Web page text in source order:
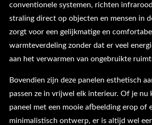
conventionele systemen, richten
straling direct op objecten en mensen in
zorgt voor een gelijkmatige en
warmteverdeling zonder dat er veel
aan het verwarmen van ongebruikte
Bovendien zijn deze panelen esthetisch
passen ze in vrijwel elk interieur. Of je nu
paneel met een mooie afbeelding erop of
minimalistisch ontwerp, er is altijd wel